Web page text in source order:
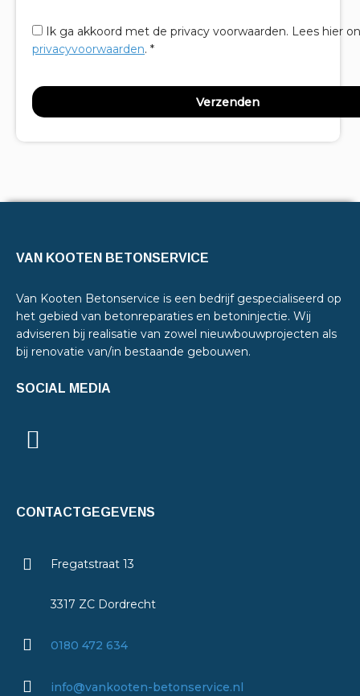
Ik ga akkoord met de privacy voorwaarden. Lees hier
privacyvoorwaarden. *
VAN KOOTEN BETONSERVICE
Van Kooten Betonservice is een bedrijf gespecialiseerd op
het gebied van betonreparaties en betoninjectie. Wij
adviseren bij realisatie van zowel nieuwbouwprojecten als
bij renovatie van/in bestaande gebouwen.
SOCIAL MEDIA
CONTACTGEGEVENS
Fregatstraat 13
3317 ZC Dordrecht
0180 472 634
info@vankooten-betonservice.nl